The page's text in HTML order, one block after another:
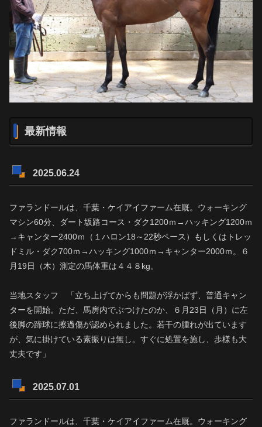
最新情報
2025.06.24
ファランドールは、千葉・ケイアイファーム在厩。ウォーキング
マシン60分、ダート坂路コース・ダク1200ｍ→ハッキング1200ｍ
→キャンター2400ｍ（１ハロン18～22秒ペース）もしくはトレッ
ドミル・ダク700ｍ→ハッキング1000ｍ→キャンター2000ｍ。６
月19日（木）測定の馬体重は４４８kg。
当地スタッフ 「立ち上げてからも問題が浮かばず、普通キャン
ターを開始。ただ、馬房内でぶつけたのか、６月23日（月）に左
後脚の蹄球に擦過傷が認められました。若干の腫れが出ています
が、気に掛けている素振りは無し。すぐに処置を施し、歩様も大
丈夫です」
2025.07.01
ファランドールは、千葉・ケイアイファーム在厩。ウォーキング